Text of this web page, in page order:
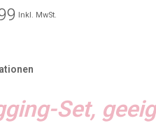
Inkl. MwSt.
Set,